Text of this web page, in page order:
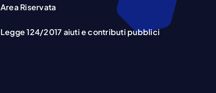
Area Riservata
Legge 124/2017 aiuti e contributi pubblici